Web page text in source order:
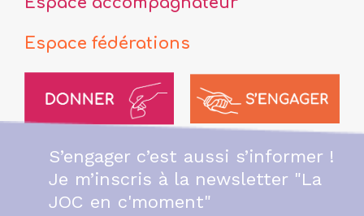
Espace fédérations
S’engager c’est aussi s’informer !
Je m’inscris à la newsletter "La
JOC en c'moment"